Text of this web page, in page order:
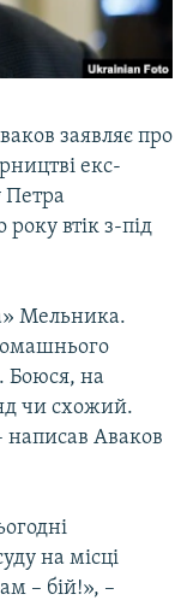
заявляє про
екс-
Петра
втік з-під
Мельника.
Боюся, на
чи схожий.
написав Аваков
на місці
– бій!», –